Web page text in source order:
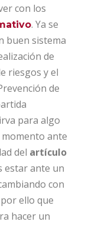
con los
. Ya se
buen sistema
de
riesgos y el
de
para algo
ante
del artículo
estar ante un
con
ello que
hacer un